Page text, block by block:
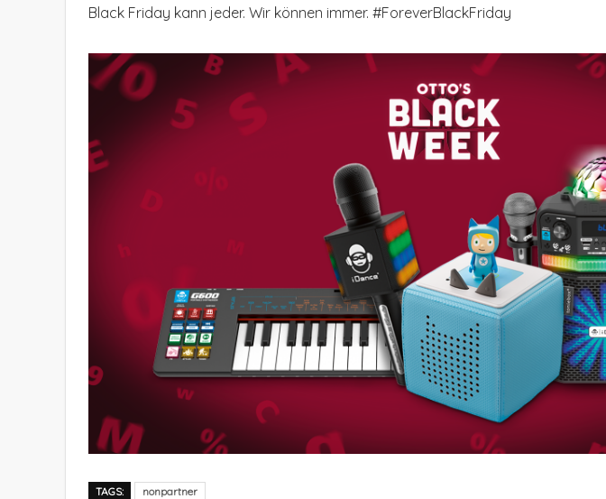
Black Friday kann jeder. Wir können immer. #ForeverBlackFriday
TAGS: nonpartner